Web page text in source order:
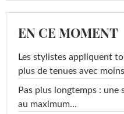
EN CE MOMENT
Les stylistes appliquent
plus de tenues avec
Pas plus longtemps : une
au maximum...